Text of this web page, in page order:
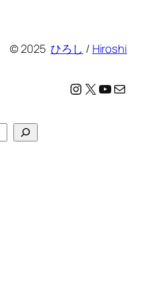
© 2025ひろし / Hiroshi
Instagram
X メール